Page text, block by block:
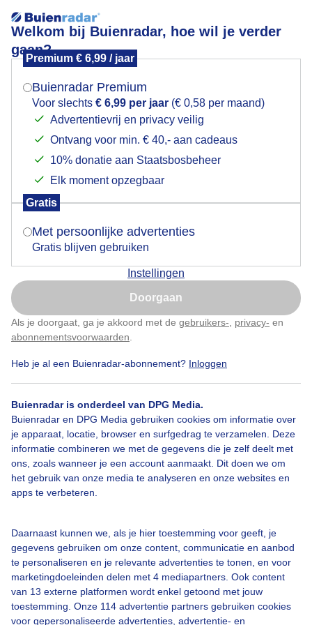
Welkom bij Buienradar, hoe wil je verder
gaan?
Premium € 6,99 / jaar
Buienradar Premium
Voor slechts € 6,99 per jaar (€ 0,58 per maand)
Advertentievrij en privacy veilig
Ontvang voor min. € 40,- aan cadeaus
10% donatie aan Staatsbosbeheer
Elk moment opzegbaar
Gratis
Met persoonlijke advertenties
Gratis blijven gebruiken
Instellingen
Doorgaan
Als je doorgaat, ga je akkoord met de gebruikers- privacy- en
abonnementsvoorwaarden
Heb je al een Buienradar-abonnement? Inloggen
Buienradar is onderdeel van DPG Media.
Buienradar en DPG Media gebruiken cookies om informatie over
je apparaat, locatie, browser en surfgedrag te verzamelen. Deze
informatie combineren we met de gegevens die je zelf deelt met
ons, zoals wanneer je een account aanmaakt. Dit doen we om
het gebruik van onze media te analyseren en onze websites en
apps te verbeteren.
Daarnaast kunnen we, als je hier toestemming voor geeft, je
gegevens gebruiken om onze content, communicatie en aanbod
te personaliseren en je relevante advertenties te tonen, en voor
marketingdoeleinden delen met 4 mediapartners. Ook content
van 13 externe platformen wordt enkel getoond met jouw
toestemming. Onze 114 advertentie partners gebruiken cookies
voor gepersonaliseerde advertenties, advertentie- en
cumulonimbus
Een moment geduld aub...
Populaire categorieën
Lente
Zomer
Over Buienradar
Bedrijfsgegevens
Veelgestelde vragen
Contact
Toegankelijkheid
Buienradar Team
Privacy beleid
Cookie beleid
Privacy instellingen
Mogen we je locatie gebruiken voor het
Indien je hier nog geen akkoord op hebt gegeven,
verschijnt er zo een pop-up uit je browser waarin
Is goed, toon de popup
Nu niet, misschien later
Klik hierom dit aan te passen